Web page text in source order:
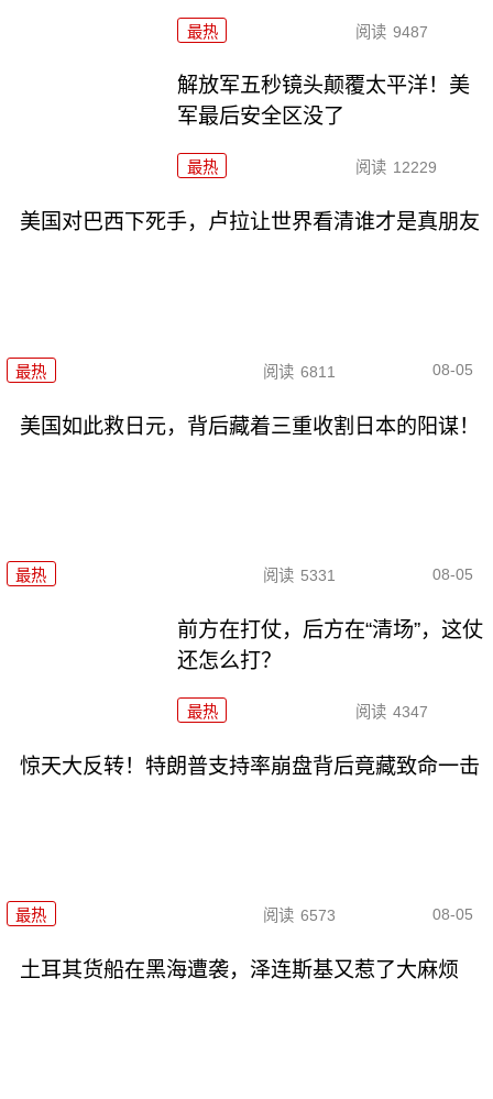
最热 阅读 9487
解放军五秒镜头颠覆太平洋！美
军最后安全区没了
最热 阅读 12229
美国对巴西下死手，卢拉让世界看清谁才是真朋友
最热 阅读 6811 08-05
美国如此救日元，背后藏着三重收割日本的阳谋！
最热 阅读 5331 08-05
前方在打仗，后方在“清场”，这仗
还怎么打？
最热 阅读 4347
惊天大反转！特朗普支持率崩盘背后竟藏致命一击
最热 阅读 6573 08-05
土耳其货船在黑海遭袭，泽连斯基又惹了大麻烦